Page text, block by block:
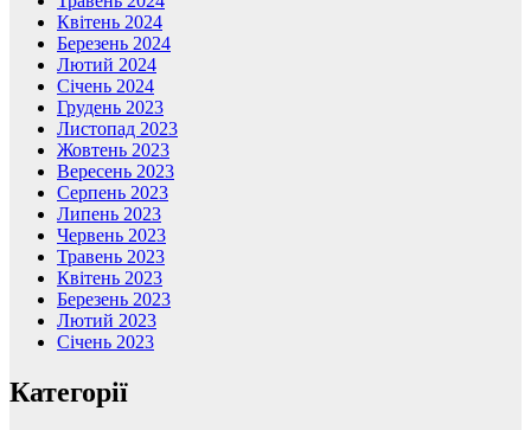
Квітень 2024
Березень 2024
Лютий 2024
Січень 2024
Грудень 2023
Листопад 2023
Жовтень 2023
Вересень 2023
Серпень 2023
Липень 2023
Червень 2023
Травень 2023
Квітень 2023
Березень 2023
Лютий 2023
Січень 2023
Категорії